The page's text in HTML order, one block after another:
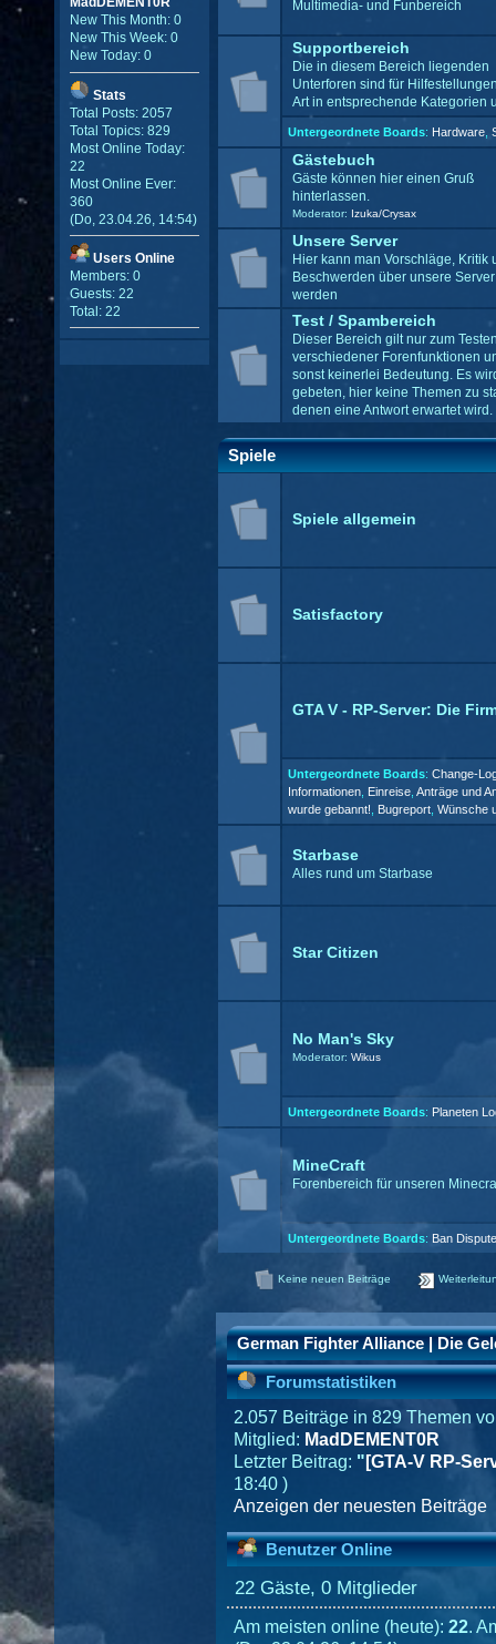
New This Month: 0
New This Week: 0
New Today: 0
Stats
Total Posts: 2057
Total Topics: 829
Most Online Today:
22
Most Online Ever:
360
(Do, 23.04.26, 14:54)
Users Online
Members: 0
Guests: 22
Total: 22
Multimedia- und Funbereich
Supportbereich
Die in diesem Bereich liegenden
Unterforen sind für
Art in entsprechende Kategorien
Untergeordnete Boards: Hardware
Gästebuch
Gäste können hier einen Gruß
hinterlassen.
Moderator: Izuka/Crysax
Unsere Server
Hier kann man Vorschläge, Kritik
Beschwerden über unsere
werden
Test / Spambereich
Dieser Bereich gilt nur zum
verschiedener Forenfunktionen
sonst keinerlei Bedeutung. Es
gebeten, hier keine Themen zu
denen eine Antwort erwartet wird.
Spiele
Spiele allgemein
Satisfactory
GTA V - RP-Server: Die
Untergeordnete Boards: Change-
Informationen
Einreise Anträge und
wurde gebannt!
Bugreport Wünsche
Starbase
Alles rund um Starbase
Star Citizen
No Man's Sky
Moderator: Wikus
Untergeordnete Boards: Planeten
MineCraft
Forenbereich für unseren
Untergeordnete Boards: Ban
Keine neuen Beiträge
German Fighter Alliance | Die
Forumstatistiken
2.057 Beiträge in 829 Themen
Mitglied: MadDEMENT0R
Letzter Beitrag: " [GTA-V RP-
18:40 )
Anzeigen der neuesten Beiträge
Benutzer Online
22 Gäste, 0 Mitglieder
Am meisten online (heute):22.